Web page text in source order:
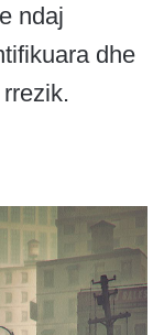
ndaj
dhe